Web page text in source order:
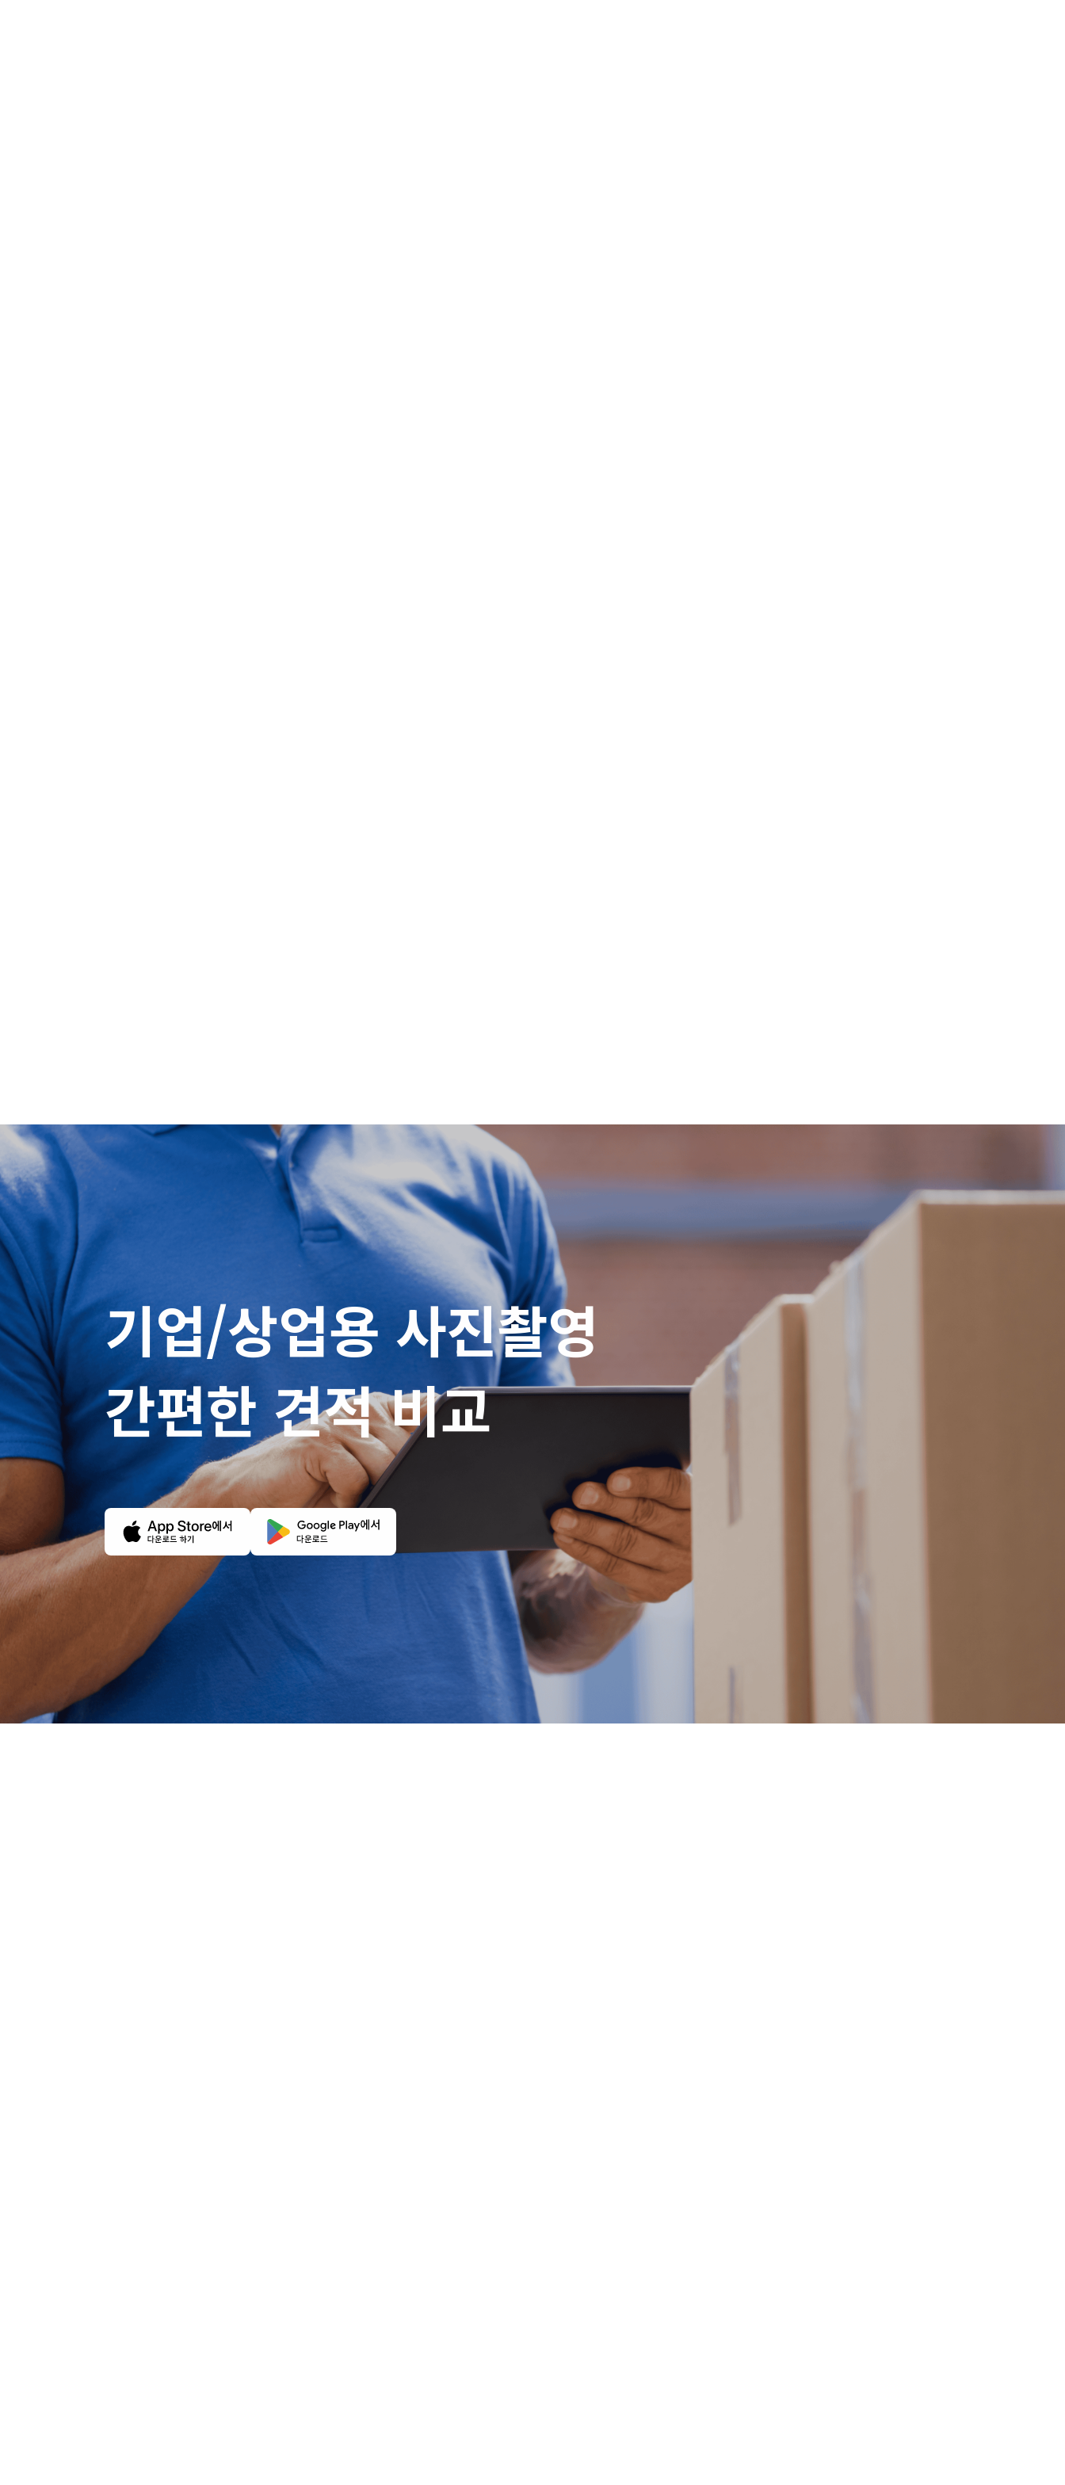
기업/상업용 사진촬영
간편한 견적 비교